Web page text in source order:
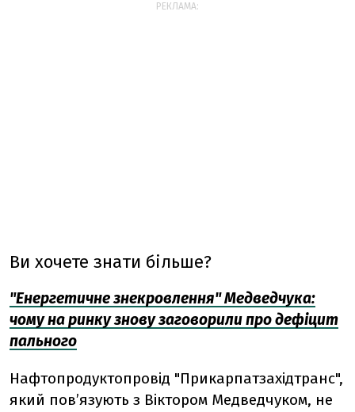
РЕКЛАМА:
Ви хочете знати більше?
"Енергетичне знекровлення" Медведчука:
чому на ринку знову заговорили про дефіцит
пального
Нафтопродуктопровід "Прикарпатзахідтранс",
який пов’язують з Віктором Медведчуком, не